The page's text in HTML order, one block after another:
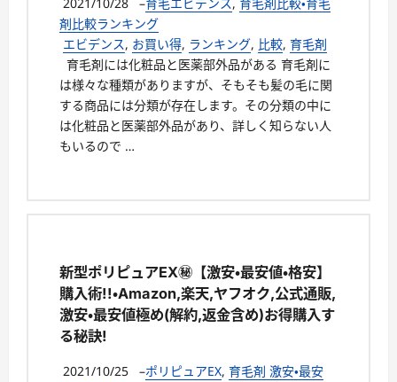
剤比較ランキング
エビデンス, お買い得, ランキング, 比較, 育毛剤
育毛剤には化粧品と医薬部外品がある 育毛剤に
は様々な種類がありますが、そもそも髪の毛に関
する商品には分類が存在します。その分類の中に
は化粧品と医薬部外品があり、詳しく知らない人
もいるので …
新型ポリピュアEX㊙【激安・最安値・格安】
購入術!!・Amazon,楽天,ヤフオク,公式通販,
激安・最安値極め(解約,返金含め)お得購入す
る秘訣!
2021/10/25 –ポリピュアEX, 育毛剤 激安・最安